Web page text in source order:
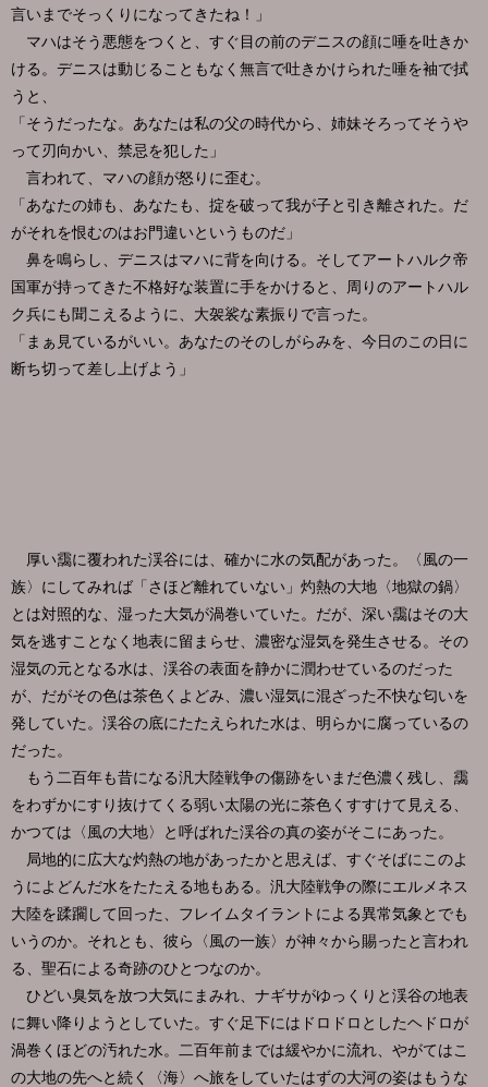
言いまでそっくりになってきたね！」
マハはそう悪態をつくと、すぐ目の前のデニスの顔に唾を吐きか
ける。デニスは動じることもなく無言で吐きかけられた唾を袖で拭
うと、
「そうだったな。あなたは私の父の時代から、姉妹そろってそうや
って刃向かい、禁忌を犯した」
言われて、マハの顔が怒りに歪む。
「あなたの姉も、あなたも、掟を破って我が子と引き離された。だ
がそれを恨むのはお門違いというものだ」
鼻を鳴らし、デニスはマハに背を向ける。そしてアートハルク帝
国軍が持ってきた不格好な装置に手をかけると、周りのアートハル
ク兵にも聞こえるように、大袈裟な素振りで言った。
「まぁ見ているがいい。あなたのそのしがらみを、今日のこの日に
断ち切って差し上げよう」
厚い靄に覆われた渓谷には、確かに水の気配があった。〈風の一
族〉にしてみれば「さほど離れていない」灼熱の大地〈地獄の鍋〉
とは対照的な、湿った大気が渦巻いていた。だが、深い靄はその大
気を逃すことなく地表に留まらせ、濃密な湿気を発生させる。その
湿気の元となる水は、渓谷の表面を静かに潤わせているのだった
が、だがその色は茶色くよどみ、濃い湿気に混ざった不快な匂いを
発していた。渓谷の底にたたえられた水は、明らかに腐っているの
だった。
もう二百年も昔になる汎大陸戦争の傷跡をいまだ色濃く残し、靄
をわずかにすり抜けてくる弱い太陽の光に茶色くすすけて見える、
かつては〈風の大地〉と呼ばれた渓谷の真の姿がそこにあった。
局地的に広大な灼熱の地があったかと思えば、すぐそばにこのよ
うによどんだ水をたたえる地もある。汎大陸戦争の際にエルメネス
大陸を蹂躙して回った、フレイムタイラントによる異常気象とでも
いうのか。それとも、彼ら〈風の一族〉が神々から賜ったと言われ
る、聖石による奇跡のひとつなのか。
ひどい臭気を放つ大気にまみれ、ナギサがゆっくりと渓谷の地表
に舞い降りようとしていた。すぐ足下にはドロドロとしたヘドロが
渦巻くほどの汚れた水。二百年前までは緩やかに流れ、やがてはこ
の大地の先へと続く〈海〉へ旅をしていたはずの大河の姿はもうな